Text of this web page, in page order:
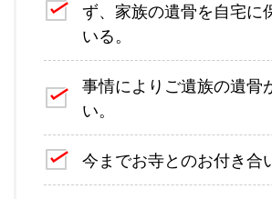
ず、家族の遺骨を自宅に
いる。
事情によりご遺族の遺骨
い。
今までお寺とのお付き合